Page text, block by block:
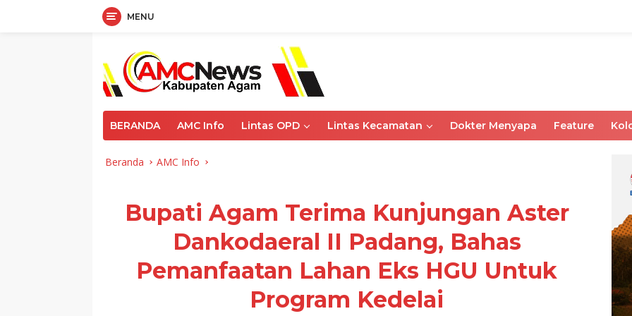
MENU
BERANDA AMC Info Lintas OPD Lintas Kecamatan Dokter Menyapa Feature
Beranda AMC Info
Bupati Agam Terima Kunjungan Aster
Dankodaeral II Padang, Bahas
Pemanfaatan Lahan Eks HGU Untuk
Program Kedelai